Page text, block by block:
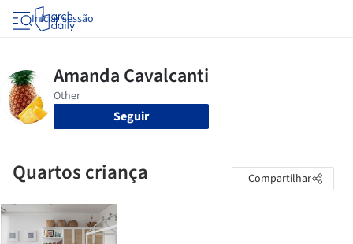
Iniciar sessão
Seguir
Quartos criança Compartilhar